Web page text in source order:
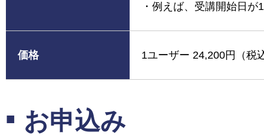
・例えば、受講開始日
価格 1ユーザー 24,200円（税
お申込み